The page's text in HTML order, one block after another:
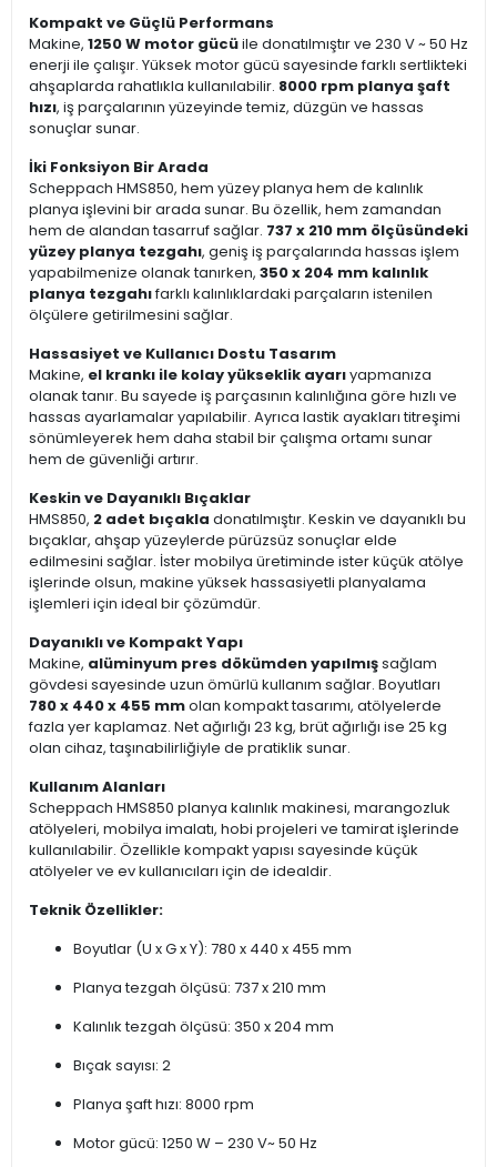
Kompakt ve Güçlü Performans
Makine, 1250 W motor gücüile donatılmıştır ve 230 V ~ 50 Hz
enerji ile çalışır. Yüksek motor gücü sayesinde farklı sertlikteki
ahşaplarda rahatlıkla kullanılabilir. 8000 rpm planya şaft
hızı, iş parçalarının yüzeyinde temiz, düzgün ve hassas
sonuçlar sunar.
İki Fonksiyon Bir Arada
Scheppach HMS850, hem yüzey planya hem de kalınlık
planya işlevini bir arada sunar. Bu özellik, hem zamandan
hem de alandan tasarruf sağlar. 737 x 210 mm ölçüsündeki
yüzey planya tezgahı, geniş iş parçalarında hassas işlem
yapabilmenize olanak tanırken, 350 x 204 mm kalınlık
planya tezgahıfarklı kalınlıklardaki parçaların istenilen
ölçülere getirilmesini sağlar.
Hassasiyet ve Kullanıcı Dostu Tasarım
Makine, el krankı ile kolay yükseklik ayarıyapmanıza
olanak tanır. Bu sayede iş parçasının kalınlığına göre hızlı ve
hassas ayarlamalar yapılabilir. Ayrıca lastik ayakları titreşimi
sönümleyerek hem daha stabil bir çalışma ortamı sunar
hem de güvenliği artırır.
Keskin ve Dayanıklı Bıçaklar
HMS850, 2 adet bıçakla donatılmıştır. Keskin ve dayanıklı bu
bıçaklar, ahşap yüzeylerde pürüzsüz sonuçlar elde
edilmesini sağlar. İster mobilya üretiminde ister küçük atölye
işlerinde olsun, makine yüksek hassasiyetli planyalama
işlemleri için ideal bir çözümdür.
Dayanıklı ve Kompakt Yapı
Makine, alüminyum pres dökümden yapılmışsağlam
gövdesi sayesinde uzun ömürlü kullanım sağlar. Boyutları
780 x 440 x 455 mmolan kompakt tasarımı, atölyelerde
fazla yer kaplamaz. Net ağırlığı 23 kg, brüt ağırlığı ise 25 kg
olan cihaz, taşınabilirliğiyle de pratiklik sunar.
Kullanım Alanları
Scheppach HMS850 planya kalınlık makinesi, marangozluk
atölyeleri, mobilya imalatı, hobi projeleri ve tamirat işlerinde
kullanılabilir. Özellikle kompakt yapısı sayesinde küçük
atölyeler ve ev kullanıcıları için de idealdir.
Teknik Özellikler:
Boyutlar (U x G x Y): 780 x 440 x 455 mm
Planya tezgah ölçüsü: 737 x 210 mm
Kalınlık tezgah ölçüsü: 350 x 204 mm
Bıçak sayısı: 2
Planya şaft hızı: 8000 rpm
Motor gücü: 1250 W – 230 V~ 50 Hz